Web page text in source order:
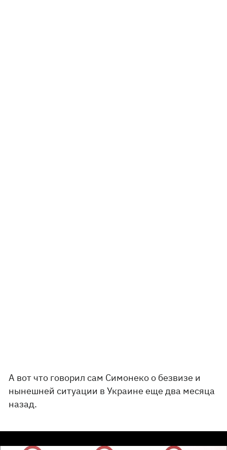
А вот что говорил сам Симонеко о безвизе и
нынешней ситуации в Украине еще два месяца
назад.